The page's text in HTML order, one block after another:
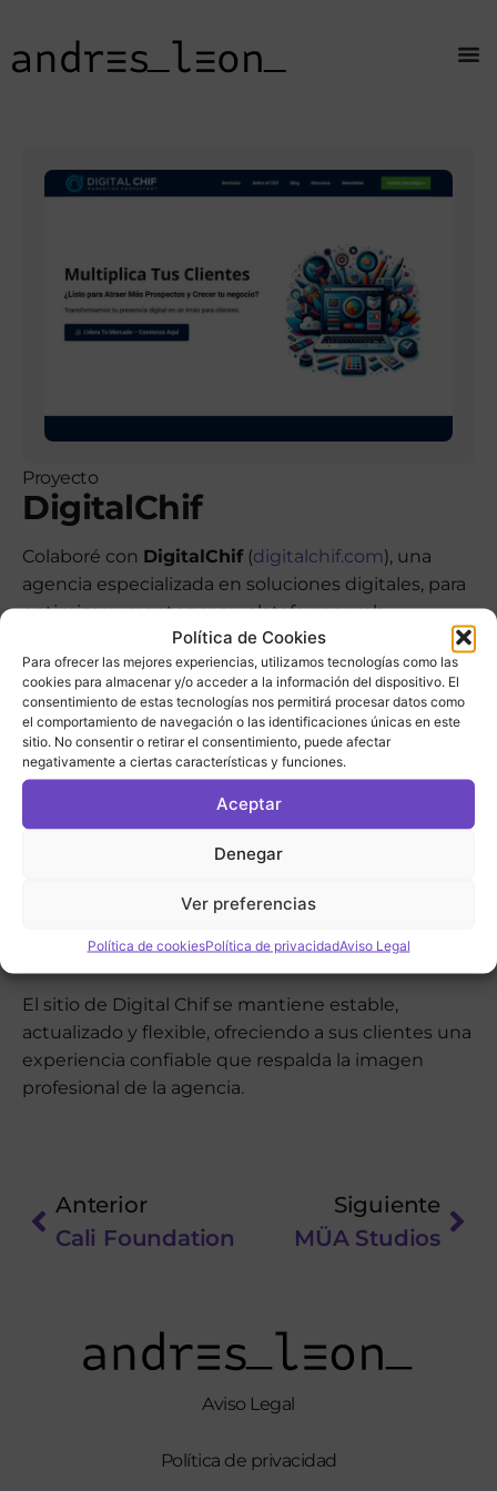
Política de Cookies
Para ofrecer las mejores experiencias, utilizamos tecnologías como las
cookies para almacenar y/o acceder a la información del dispositivo. El
consentimiento de estas tecnologías nos permitirá procesar datos como
el comportamiento de navegación o las identificaciones únicas en este
sitio. No consentir o retirar el consentimiento, puede afectar
negativamente a ciertas características y funciones.
Aceptar
Denegar
Ver preferencias
Política de cookiesPolítica de privacidadAviso Legal
Proyecto
DigitalChif
Colaboré con DigitalChif(digitalchif.com), una
agencia especializada en soluciones digitales, para
optimizar y mantener su plataforma web,
garantizando que refleje la innovación y el
dinamismo de sus servicios.
Implementé un plan de mantenimiento
constante para asegurar el correcto
funcionamiento y la estabilidad del sitio.
Proporcioné soporte técnico especializado,
requerimientos del cliente, adaptando la web
El sitio de Digital Chif se mantiene estable,
actualizado y flexible, ofreciendo a sus clientes una
experiencia confiable que respalda la imagen
profesional de la agencia.
Anterior
Cali Foundation
Siguiente
MÜA Studios
Aviso Legal
Política de privacidad